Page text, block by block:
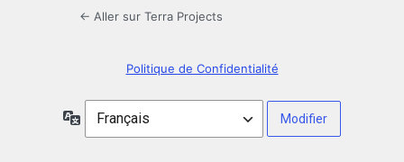
← Aller sur Terra Projects
Politique de Confidentialité
Langue